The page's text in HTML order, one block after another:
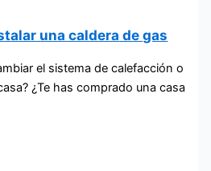
una caldera de gas
el sistema de calefacción o
¿Te has comprado una casa